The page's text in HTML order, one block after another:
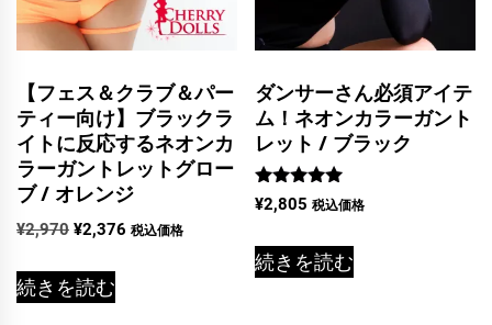
【フェス＆クラブ＆パー
ティー向け】ブラックラ
イトに反応するネオンカ
ラーガントレットグロー
ブ / オレンジ
¥2,970 元
価
格
¥2,376 現
税込価格
続きを読む
ダンサーさん必須アイテ
ム！ネオンカラーガント
レット / ブラック
5段階中
5.00
¥2,805 税込価格
続きを読む